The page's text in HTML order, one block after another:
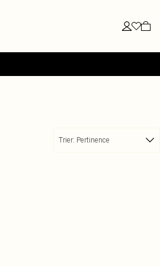
Trier: Pertinence